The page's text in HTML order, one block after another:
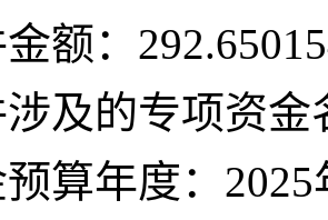
额：
及的专项资金
算年度： 2025